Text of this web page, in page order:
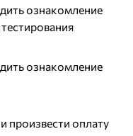
ознакомление
ознакомление
произвести оплату